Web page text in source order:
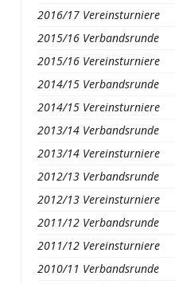
2016/17 Vereinsturniere
2015/16 Verbandsrunde
2015/16 Vereinsturniere
2014/15 Verbandsrunde
2014/15 Vereinsturniere
2013/14 Verbandsrunde
2013/14 Vereinsturniere
2012/13 Verbandsrunde
2012/13 Vereinsturniere
2011/12 Verbandsrunde
2011/12 Vereinsturniere
2010/11 Verbandsrunde